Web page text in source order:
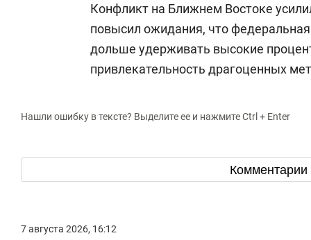
Конфликт на Ближнем Востоке
повысил ожидания, что
дольше удерживать высокие
привлекательность драгоценных
Нашли ошибку в тексте? Выделите ее и нажмите Ctrl + Enter
Комментарии
7 августа 2026, 16:12